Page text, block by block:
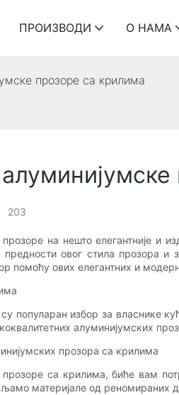
ПРОИЗВОДИ О НАМА
прозоре са крилима
203
на нешто елегантније и
предности овог стила прозора
помоћу ових елегантних и
популаран избор за власнике
алуминијумских
прозора са крилима
са крилима, биће вам
материјале од реномираних